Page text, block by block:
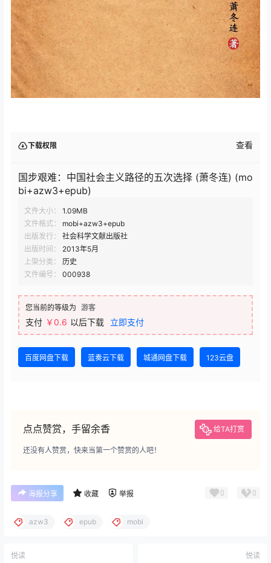
下载权限 查看
国步艰难：中国社会主义路径的五次选择 (萧冬连) (mo
bi+azw3+epub)
文件大小：
1.09MB
文件格式：
mobi+azw3+epub
出版发行：
社会科学文献出版社
出版时间：
2013年5月
上架分类：
历史
文件编号：
000938
您当前的等级为 游客
支付 ￥0.6 以后下载 立即支付
百度网盘下载 蓝奏云下载 城通网盘下载 123云盘
点点赞赏，手留余香 给TA打赏
还没有人赞赏，快来当第一个赞赏的人吧！
海报分享 收藏 举报 0 0
azw3 epub mobi
悦读 悦读